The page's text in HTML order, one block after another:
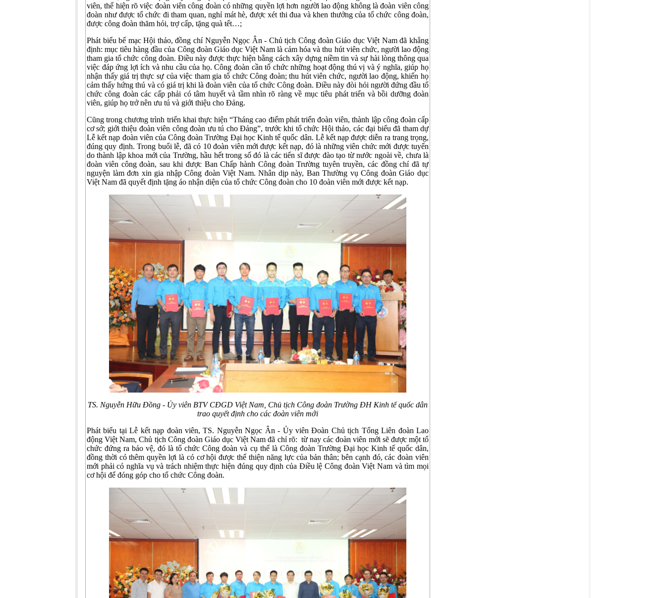
viên, thể hiện rõ việc đoàn viên công đoàn có những quyền lợi hơn người lao động không là đoàn viên công
đoàn như được tổ chức đi tham quan, nghỉ mát hè, được xét thi đua và khen thưởng của tổ chức công đoàn,
được công đoàn thăm hỏi, trợ cấp, tặng quà tết…;
Phát biểu bế mạc Hội thảo, đồng chí Nguyễn Ngọc Ân - Chủ tịch Công đoàn Giáo dục Việt Nam đã khẳng
định: mục tiêu hàng đầu của Công đoàn Giáo dục Việt Nam là cảm hóa và thu hút viên chức, người lao động
tham gia tổ chức công đoàn. Điều này được thực hiện bằng cách xây dựng niềm tin và sự hài lòng thông qua
việc đáp ứng lợi ích và nhu cầu của họ. Công đoàn cần tổ chức những hoạt động thú vị và ý nghĩa, giúp họ
nhận thấy giá trị thực sự của việc tham gia tổ chức Công đoàn; thu hút viên chức, người lao động, khiến họ
cảm thấy hứng thú và có giá trị khi là đoàn viên của tổ chức Công đoàn. Điều này đòi hỏi người đứng đầu tổ
chức công đoàn các cấp phải có tâm huyết và tầm nhìn rõ ràng về mục tiêu phát triển và bồi dưỡng đoàn
viên, giúp họ trở nên ưu tú và giới thiệu cho Đảng.
Cũng trong chương trình triển khai thực hiện “Tháng cao điểm phát triển đoàn viên, thành lập công đoàn cấp
cơ sở; giới thiệu đoàn viên công đoàn ưu tú cho Đảng”, trước khi tổ chức Hội thảo, các đại biểu đã tham dự
Lễ kết nạp đoàn viên của Công đoàn Trường Đại học Kinh tế quốc dân. Lễ kết nạp được diễn ra trang trọng,
đúng quy định. Trong buổi lễ, đã có 10 đoàn viên mới được kết nạp, đó là những viên chức mới được tuyển
do thành lập khoa mới của Trường, hầu hết trong số đó là các tiến sĩ được đào tạo từ nước ngoài về, chưa là
đoàn viên công đoàn, sau khi được Ban Chấp hành Công đoàn Trường tuyên truyền, các đồng chí đã tự
nguyện làm đơn xin gia nhập Công đoàn Việt Nam. Nhân dịp này, Ban Thường vụ Công đoàn Giáo dục
Việt Nam đã quyết định tặng áo nhận diện của tổ chức Công đoàn cho 10 đoàn viên mới được kết nạp.
TS. Nguyễn Hữu Đồng - Ủy viên BTV CĐGD Việt Nam, Chủ tịch Công đoàn Trường ĐH Kinh tế quốc dân
trao quyết định cho các đoàn viên mới
Phát biểu tại Lễ kết nạp đoàn viên, TS. Nguyễn Ngọc Ân - Ủy viên Đoàn Chủ tịch Tổng Liên đoàn Lao
động Việt Nam, Chủ tịch Công đoàn Giáo dục Việt Nam đã chỉ rõ: từ nay các đoàn viên mới sẽ được một tổ
chức đứng ra bảo vệ, đó là tổ chức Công đoàn và cụ thể là Công đoàn Trường Đại học Kinh tế quốc dân,
đồng thời có thêm quyền lợi là có cơ hội được thể thiện năng lực của bản thân; bên cạnh đó, các đoàn viên
mới phải có nghĩa vụ và trách nhiệm thực hiện đúng quy định của Điều lệ Công đoàn Việt Nam và tìm mọi
cơ hội để đóng góp cho tổ chức Công đoàn.